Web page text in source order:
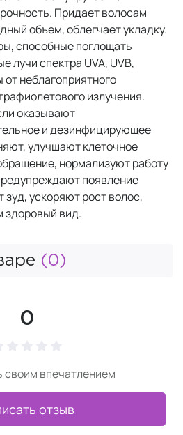
Придает волосам
объем, облегчает укладку.
способные поглощать
лучи спектра UVA, UVB,
неблагоприятного
излучения.
оказывают
и дезинфицирующее
улучшают клеточное
нормализуют работу
появление
зуд, ускоряют рост волос,
здоровый вид.
(0)
0
своим впечатлением
отзыв